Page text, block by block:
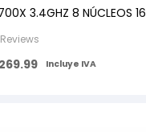
3.4GHZ 8 NÚCLEOS 16
Incluye IVA